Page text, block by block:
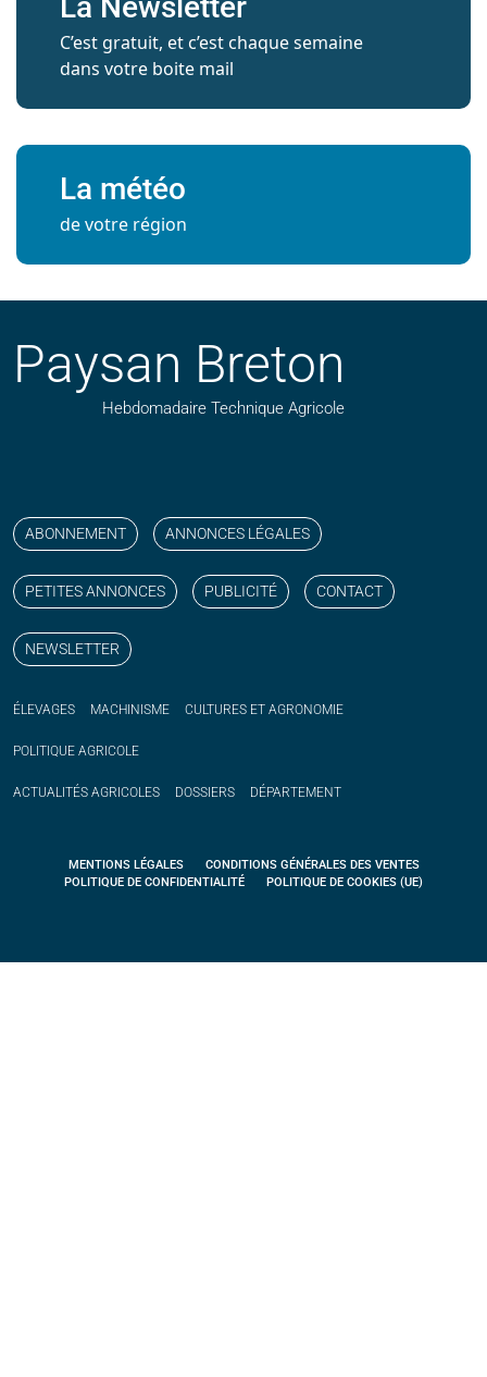
La Newsletter
C’est gratuit, et c’est chaque semaine
dans votre boite mail
La météo
de votre région
Paysan Breton
Hebdomadaire Technique Agricole
ABONNEMENT ANNONCES LÉGALES
PETITES ANNONCES PUBLICITÉ CONTACT
NEWSLETTER
ÉLEVAGES MACHINISME CULTURES ET AGRONOMIE
POLITIQUE AGRICOLE
ACTUALITÉS AGRICOLES DOSSIERS DÉPARTEMENT
MENTIONS LÉGALES
CONDITIONS GÉNÉRALES DES VENTES
POLITIQUE DE CONFIDENTIALITÉ
POLITIQUE DE COOKIES (UE)